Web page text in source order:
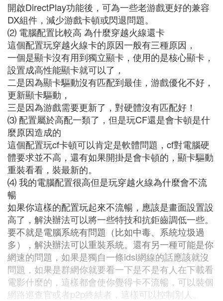
開啟DirectPlay功能後，可為一些老游戲更好的兼容
DX組件，減少游戲卡頓或閃退問題。
⑵ 電腦配置比較高 為什麼穿越火線還卡
這個配置玩穿越火線卡的原因一般有三種原因，
一個是顯卡沒有用到獨立顯卡，使用的是核心顯卡，
設置成高性能顯卡就可以了，
二是因為顯卡驅動沒有匹配到最佳，游戲優化不好，
更新顯卡驅動，
三是因為游戲需要更新了，對硬體沒有匹配好！
⑶ 配置屬於高配一類了，但是玩CF還是會卡頓是什
麼原因造成的
這個配置玩cf卡頓可以肯定是軟體問題，cf對電腦硬
體要求並不高，還有如果開掛是會卡頓的，顯卡驅動
重裝看看，裝最新的。
⑷ 我的電腦配置很高但是玩穿越火線為什麼會不流
暢
如果你這樣的配置玩起來不流暢，應該是畫面設置設
高了，解決辦法可以將一些特技和抗鉅齒調低一些。
要不就是電腦系統有問題（比如中毒、系統垃圾過
多），解決辦法可以重裝系統。還有另一種可能是你
網速的問題，如果是獨自一條idsl網線的話應該就沒
問題，如果是群網你就要看一下是不是有人在下載看
電影什麼的，這樣都會使你覺得卡不流暢，可以裝個
網路巡查官或者p2p終結者，這樣可以控制別人。